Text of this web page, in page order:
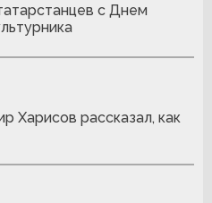
с Днем
Харисов рассказал, как